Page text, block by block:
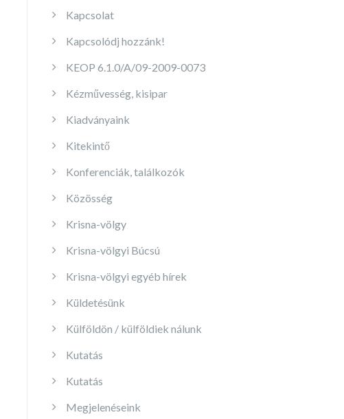
Kapcsolat
Kapcsolódj hozzánk!
KEOP 6.1.0/A/09-2009-0073
Kézművesség, kisipar
Kiadványaink
Kitekintő
Konferenciák, találkozók
Közösség
Krisna-völgy
Krisna-völgyi Búcsú
Krisna-völgyi egyéb hírek
Küldetésünk
Külföldön / külföldiek nálunk
Kutatás
Kutatás
Megjelenéseink